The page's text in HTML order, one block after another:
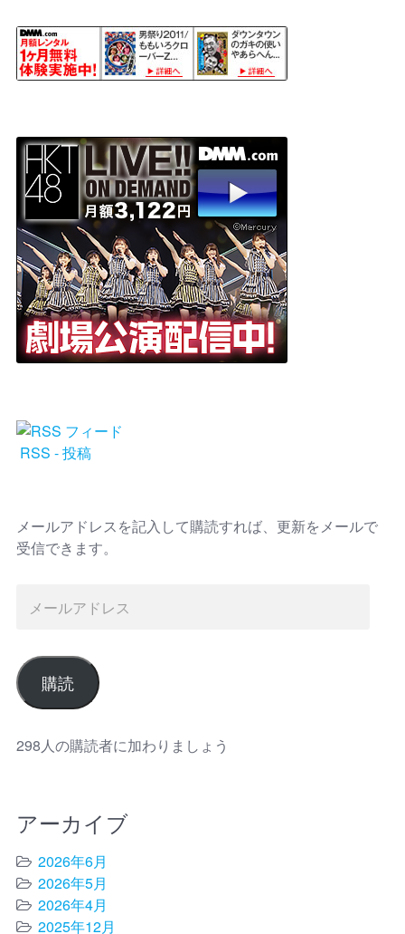
RSS - 投稿
メールアドレスを記入して購読すれば、更新をメールで
受信できます。
購読
298人の購読者に加わりましょう
アーカイブ
2026年6月
2026年5月
2026年4月
2025年12月